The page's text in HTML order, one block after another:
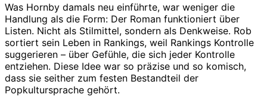
Was Hornby damals neu einführte, war weniger die
Handlung als die Form: Der Roman funktioniert über
Listen. Nicht als Stilmittel, sondern als Denkweise. Rob
sortiert sein Leben in Rankings, weil Rankings Kontrolle
suggerieren – über Gefühle, die sich jeder Kontrolle
entziehen. Diese Idee war so präzise und so komisch,
dass sie seither zum festen Bestandteil der
Popkultursprache gehört.